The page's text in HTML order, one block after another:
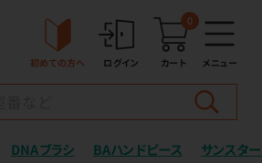
初めての方へ ログイン カート
0
メニュー
DNAブラシ BAハンドピース サンスター